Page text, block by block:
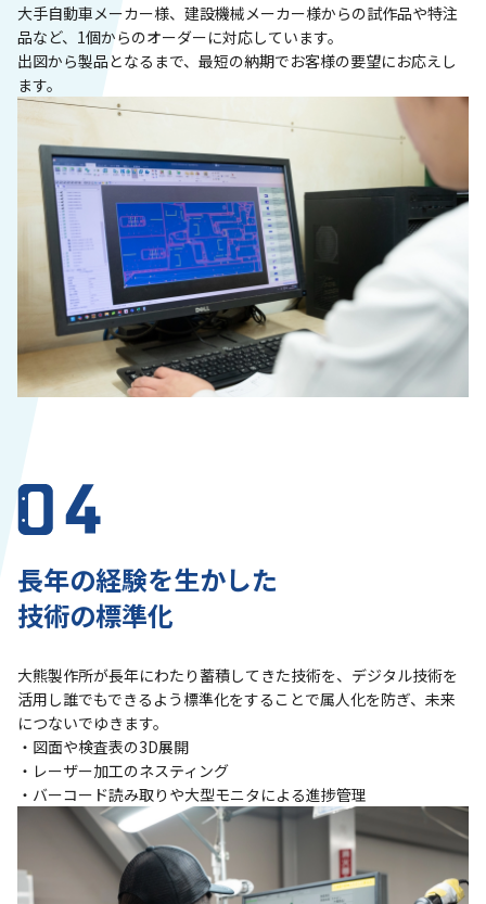
大手自動車メーカー様、建設機械メーカー様からの試作品や特注
品など、1個からのオーダーに対応しています。
出図から製品となるまで、最短の納期でお客様の要望にお応えし
ます。
長年の経験を生かした
技術の標準化
大熊製作所が長年にわたり蓄積してきた技術を、デジタル技術を
活用し誰でもできるよう標準化をすることで属人化を防ぎ、未来
につないでゆきます。
・図面や検査表の3D展開
・レーザー加工のネスティング
・バーコード読み取りや大型モニタによる進捗管理